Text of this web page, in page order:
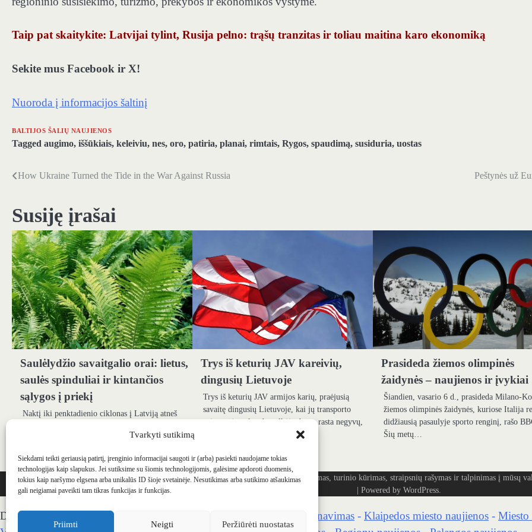
Tvarkyti sutikimą
Siekdami teikti geriausią patirtį, įrenginio informacijai saugoti ir (arba) pasiekti naudojame tokias
technologijas kaip slapukus. Jei sutiksime su šiomis technologijomis, galėsime apdoroti duomenis,
tokius kaip naršymo elgsena arba unikalūs ID šioje svetainėje. Nesutikimas arba sutikimo atšaukimas
gali neigiamai paveikti tam tikras funkcijas ir funkcijas.
Priimti Neigti Peržiūrėti nuostatas
Taip pat skaitykite: Latvijai tylint, Rusija pelno: trąšų tranzitas ir toliau maitina karo ekonomiką
Sekite mus Facebook ir X!
Nuoroda į informacijos šaltinį
BALTIJOS ŠALIŲ NAUJIENOS
Tagged augimo, iššūkiais, keleiviu, nes, oro, patiria, planai, rimtais, Rygos, spaudimą, susiduria, uostas
Navigacija
įrašų
How Ukraine Turned the Tide in the War Against Russia Peštynės už
Susiję įrašai
Saulėlydžio savaitgalio orai: lietus,
saulės spinduliai ir kintančios
sąlygos į priekį
Naktį iki penktadienio ciklonas į Latviją atneš
tikimasi ilgalaikių ir didelių kritulių, o kai
Trys iš keturių JAV kareivių,
dingusių Lietuvoje
Trys iš keturių JAV armijos karių, praėjusią
savaitę dingusių Lietuvoje, kai jų transporto
priemonė nuskendo pelkėje, buvo rasta negyvų,
Prasideda žiemos olimpinės
žaidynės – naujienos ir įvykiai
Šiandien, vasario 6 d., prasideda Milano-
žiemos olimpinės žaidynės, kuriose Italija
didžiausią pasaulyje sporto renginį, rašo
Šių metų…
WEBSTUDIO.LT© SKAITMENINIO MARKETINGO PASLAUGOS. SEO tekstų rašymas, turinio kūrimas, straipsnių rašymas ir talpinimas į mūsų
| Powered by WordPress
Draugai: - Marketingo agentūra Skaidrių skenavimas - Klaipedos miesto naujienos - Miesto